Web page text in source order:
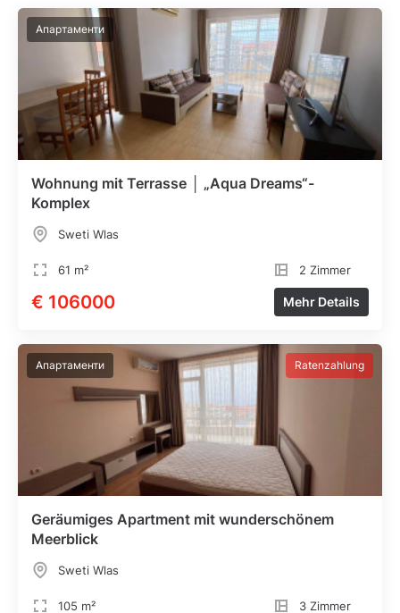
Апартаменти
Wohnung mit Terrasse │ „Aqua Dreams“-
Komplex
Sweti Wlas
61 m² 2 Zimmer
€ 106000 Mehr Details
Апартаменти Ratenzahlung
Geräumiges Apartment mit wunderschönem
Meerblick
Sweti Wlas
105 m² 3 Zimmer